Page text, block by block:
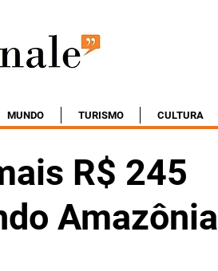
MUNDO TURISMO CULTURA
R$ 245
Amazônia